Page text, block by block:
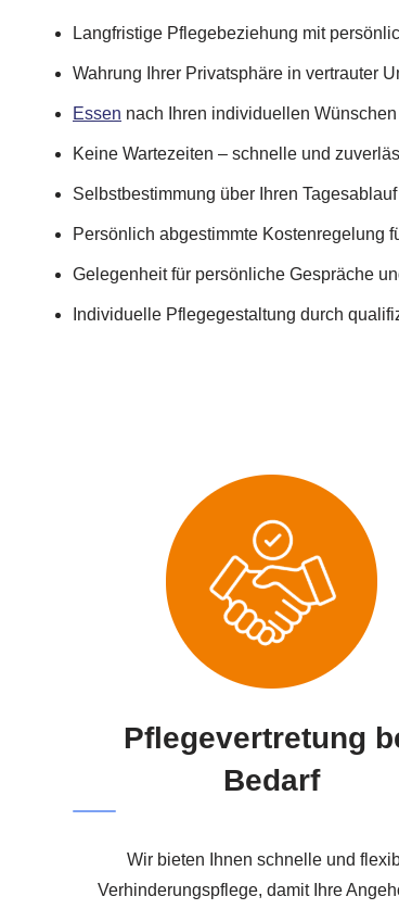
Langfristige Pflegebeziehung mit
Wahrung Ihrer Privatsphäre in vertrauter
Essen nach Ihren individuellen
Keine Wartezeiten – schnelle und
Selbstbestimmung über Ihren Tagesablauf
Persönlich abgestimmte Kostenregelung
Gelegenheit für persönliche Gespräche
Individuelle Pflegegestaltung durch
Pflegevertretung
Bedarf
Wir bieten Ihnen schnelle und
Verhinderungspflege, damit Ihre